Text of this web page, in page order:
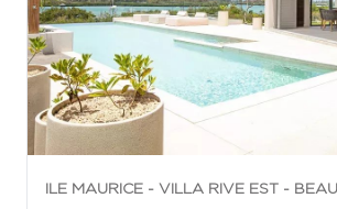
ILE MAURICE - VILLA RIVE EST -